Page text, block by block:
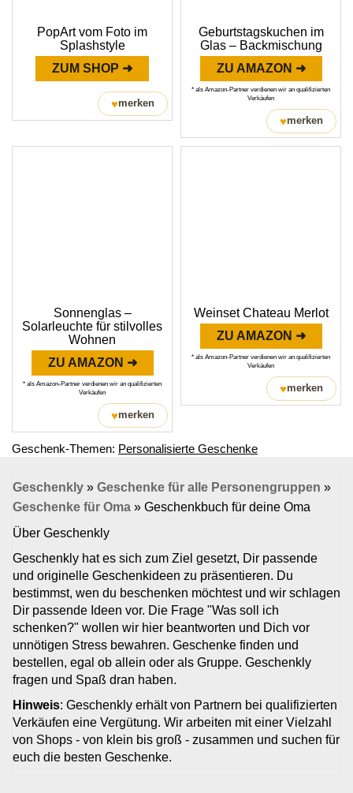
PopArt vom Foto im
Splashstyle
ZUM SHOP ➜
♥merken
Geburtstagskuchen im
Glas – Backmischung
ZU AMAZON ➜
* als Amazon-Partner verdienen wir an qualifizierten
Verkäufen
♥merken
Sonnenglas –
Solarleuchte für stilvolles
Wohnen
ZU AMAZON ➜
* als Amazon-Partner verdienen wir an qualifizierten
Verkäufen
♥merken
Weinset Chateau Merlot
ZU AMAZON ➜
* als Amazon-Partner verdienen wir an qualifizierten
Verkäufen
♥merken
Geschenk-Themen: Personalisierte Geschenke
Geschenkly » Geschenke für alle Personengruppen »
Geschenke für Oma » Geschenkbuch für deine Oma
Über Geschenkly
Geschenkly hat es sich zum Ziel gesetzt, Dir passende
und originelle Geschenkideen zu präsentieren. Du
bestimmst, wen du beschenken möchtest und wir schlagen
Dir passende Ideen vor. Die Frage "Was soll ich
schenken?" wollen wir hier beantworten und Dich vor
unnötigen Stress bewahren. Geschenke finden und
bestellen, egal ob allein oder als Gruppe. Geschenkly
fragen und Spaß dran haben.
Hinweis: Geschenkly erhält von Partnern bei qualifizierten
Verkäufen eine Vergütung. Wir arbeiten mit einer Vielzahl
von Shops - von klein bis groß - zusammen und suchen für
euch die besten Geschenke.